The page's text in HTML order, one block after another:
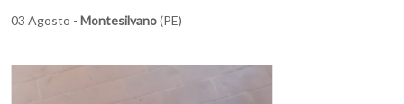
03 Agosto - Montesilvano(PE)